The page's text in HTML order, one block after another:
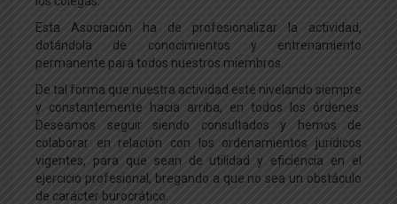
Esta Asociación ha de profesionalizar la actividad,
dotándola de conocimientos y entrenamiento
permanente para todos nuestros miembros.
De tal forma que nuestra actividad esté nivelando siempre
y constantemente hacia arriba, en todos los órdenes.
Deseamos seguir siendo consultados y hemos de
colaborar en relación con los ordenamientos jurídicos
vigentes, para que sean de utilidad y eficiencia en el
ejercicio profesional, bregando a que no sea un obstáculo
de carácter burocrático.